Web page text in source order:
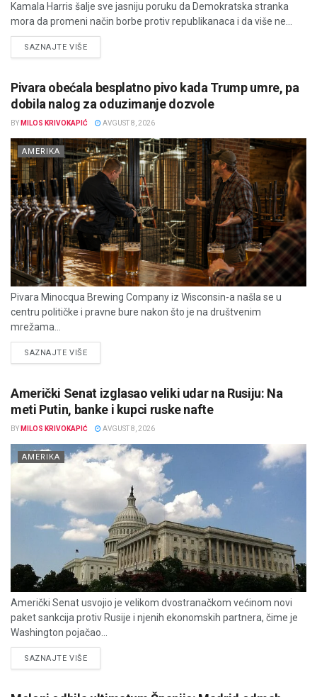
Kamala Harris šalje sve jasniju poruku da Demokratska stranka
mora da promeni način borbe protiv republikanaca i da više ne...
SAZNAJTE VIŠEDETAILS
Pivara obećala besplatno pivo kada Trump umre, pa
dobila nalog za oduzimanje dozvole
BY MILOS KRIVOKAPIĆ AVGUST 8, 2026
AMERIKA
Pivara Minocqua Brewing Company iz Wisconsin-a našla se u
centru političke i pravne bure nakon što je na društvenim
mrežama...
SAZNAJTE VIŠEDETAILS
Američki Senat izglasao veliki udar na Rusiju: Na
meti Putin, banke i kupci ruske nafte
BY MILOS KRIVOKAPIĆ AVGUST 8, 2026
AMERIKA
Američki Senat usvojio je velikom dvostranačkom većinom novi
paket sankcija protiv Rusije i njenih ekonomskih partnera, čime je
Washington pojačao...
SAZNAJTE VIŠEDETAILS